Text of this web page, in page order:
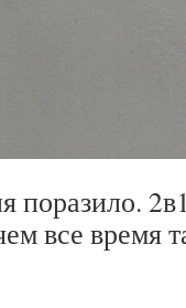
поразило.
все время